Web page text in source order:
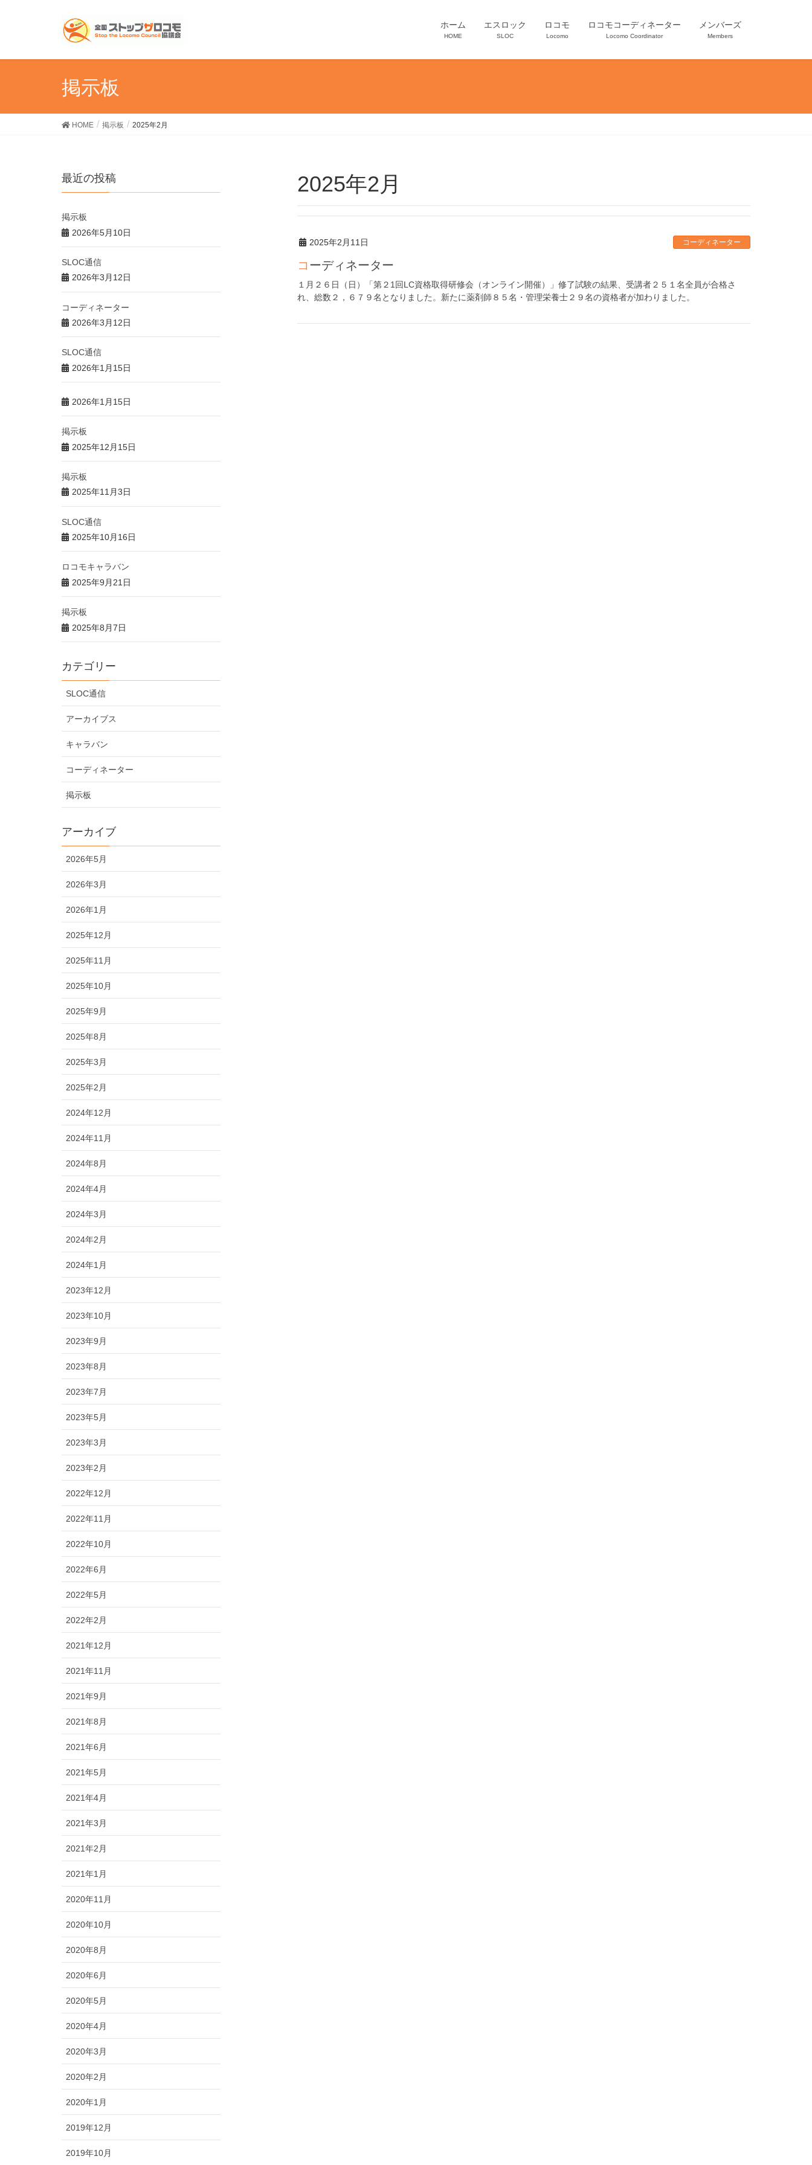
ホーム
HOME
エスロック
SLOC
ロコモ
Locomo
ロコモコーディネーター
Locomo Coordinator
メンバーズ
Members
掲示板
HOME 掲示板 2025年2月
2025年2月
2025年2月11日 コーディネーター
コーディネーター
１月２６日（日）「第２1回LC資格取得研修会（オンライン開催）」修了試験の結果、受講者２５１名全員が合格さ
れ、総数２，６７９名となりました。新たに薬剤師８５名・管理栄養士２９名の資格者が加わりました。
最近の投稿
掲示板
2026年5月10日
SLOC通信
2026年3月12日
コーディネーター
2026年3月12日
SLOC通信
2026年1月15日
2026年1月15日
掲示板
2025年12月15日
掲示板
2025年11月3日
SLOC通信
2025年10月16日
ロコモキャラバン
2025年9月21日
掲示板
2025年8月7日
カテゴリー
SLOC通信
アーカイブス
キャラバン
コーディネーター
掲示板
アーカイブ
2026年5月
2026年3月
2026年1月
2025年12月
2025年11月
2025年10月
2025年9月
2025年8月
2025年3月
2025年2月
2024年12月
2024年11月
2024年8月
2024年4月
2024年3月
2024年2月
2024年1月
2023年12月
2023年10月
2023年9月
2023年8月
2023年7月
2023年5月
2023年3月
2023年2月
2022年12月
2022年11月
2022年10月
2022年6月
2022年5月
2022年2月
2021年12月
2021年11月
2021年9月
2021年8月
2021年6月
2021年5月
2021年4月
2021年3月
2021年2月
2021年1月
2020年11月
2020年10月
2020年8月
2020年6月
2020年5月
2020年4月
2020年3月
2020年2月
2020年1月
2019年12月
2019年10月